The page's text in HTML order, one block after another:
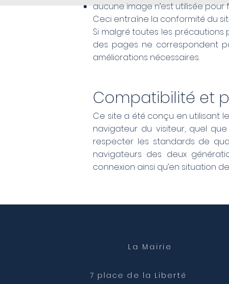
aucune image n’est utilisée
Ceci entraîne la conformité du
Si malgré toutes les précautions
des pages ne correspondent
améliorations nécessaires.
Compatibilité et
Ce site a été conçu en utilisant
navigateur du visiteur, quel
respecter les standards de
navigateurs des deux
connexion ainsi qu’en situation
La Mairie
7 place de la Liberté